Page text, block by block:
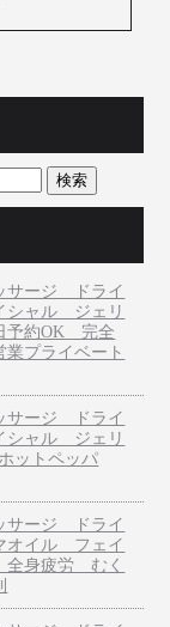
サージ ドライ
シャル ジェリ
予約OK 完全
プライベート
サージ ドライ
シャル ジェリ
トペッパ
サージ ドライ
オイル フェイ
身疲労 むく